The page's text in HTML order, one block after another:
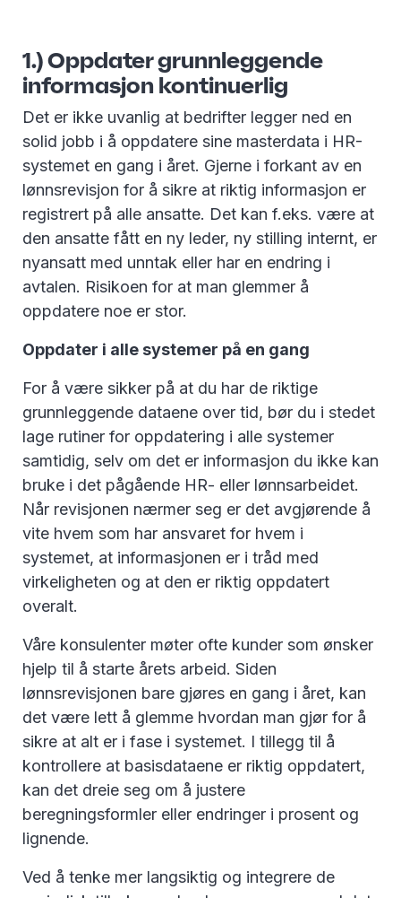
1.) Oppdater grunnleggende
informasjon kontinuerlig
Det er ikke uvanlig at bedrifter legger ned en
solid jobb i å oppdatere sine masterdata i HR-
systemet en gang i året. Gjerne i forkant av en
lønnsrevisjon for å sikre at riktig informasjon er
registrert på alle ansatte. Det kan f.eks. være at
den ansatte fått en ny leder, ny stilling internt, er
nyansatt med unntak eller har en endring i
avtalen. Risikoen for at man glemmer å
oppdatere noe er stor.
Oppdater i alle systemer på en gang
For å være sikker på at du har de riktige
grunnleggende dataene over tid, bør du i stedet
lage rutiner for oppdatering i alle systemer
samtidig, selv om det er informasjon du ikke kan
bruke i det pågående HR- eller lønnsarbeidet.
Når revisjonen nærmer seg er det avgjørende å
vite hvem som har ansvaret for hvem i
systemet, at informasjonen er i tråd med
virkeligheten og at den er riktig oppdatert
overalt.
Våre konsulenter møter ofte kunder som ønsker
hjelp til å starte årets arbeid. Siden
lønnsrevisjonen bare gjøres en gang i året, kan
det være lett å glemme hvordan man gjør for å
sikre at alt er i fase i systemet. I tillegg til å
kontrollere at basisdataene er riktig oppdatert,
kan det dreie seg om å justere
beregningsformler eller endringer i prosent og
lignende.
Ved å tenke mer langsiktig og integrere de